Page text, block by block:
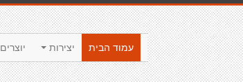
יוצרים יצירות
עמוד הבית